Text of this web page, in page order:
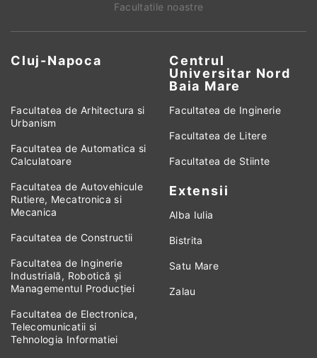
Facultatile noastre
Cluj-Napoca
Centrul
Universitar Nord
Baia Mare
Facultatea de Arhitectura si
Urbanism
Facultatea de Automatica si
Calculatoare
Facultatea de Autovehicule
Rutiere, Mecatronica si
Mecanica
Facultatea de Constructii
Facultatea de Inginerie
Industrială, Robotică și
Managementul Producției
Facultatea de Electronica,
Telecomunicatii si
Tehnologia Informatiei
Facultatea de Inginerie
Facultatea de Litere
Facultatea de Stiinte
Extensii
Alba Iulia
Bistrita
Satu Mare
Zalau